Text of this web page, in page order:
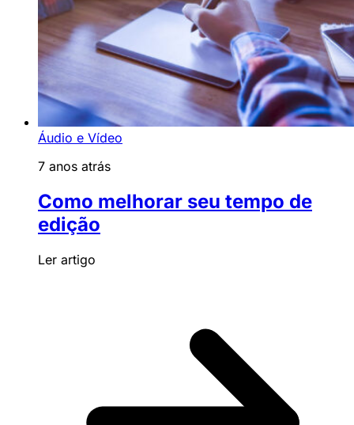
Áudio e Vídeo
7 anos atrás
Como melhorar seu tempo de
edição
Ler artigo